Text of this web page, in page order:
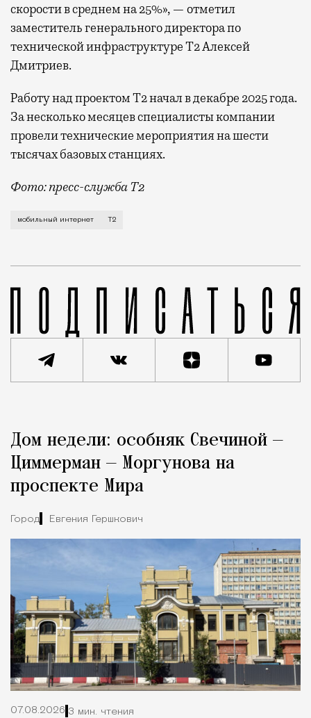
скорости в среднем на 25%», — отметил
заместитель генерального директора по
технической инфраструктуре Т2 Алексей
Дмитриев.
Работу над проектом Т2 начал в декабре 2025 года.
За несколько месяцев специалисты компании
провели технические мероприятия на шести
тысячах базовых станциях.
Фото: пресс-служба Т2
Мобильный оператор Т2 завершил работы по
мобильный интернет Т2
Город
Дом недели: особняк Свечиной —
Циммерман — Моргунова на
проспекте Мира
Город Евгения Гершкович
07.08.2026 3 мин. чтения